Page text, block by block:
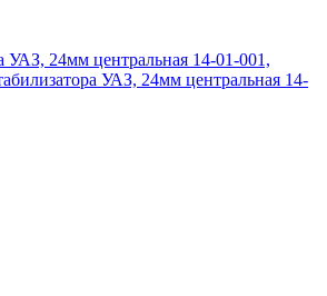
УАЗ, 24мм центральная 14-01-001,
УАЗ, 24мм центральная 14-